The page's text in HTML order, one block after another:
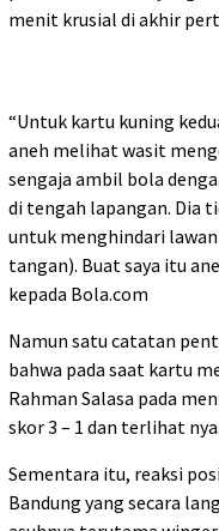
menit krusial di akhir
“Untuk kartu kuning
aneh melihat wasit
sengaja ambil bola
di tengah lapangan. Dia
untuk menghindari
tangan). Buat saya itu
kepada Bola.com
Namun satu catatan
bahwa pada saat kartu
Rahman Salasa pada
skor 3 – 1 dan terlihat
Sementara itu, reaksi
Bandung yang secara